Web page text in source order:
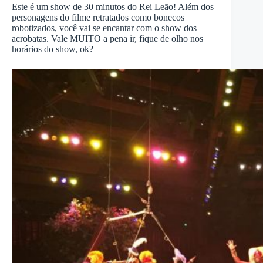
Este é um show de 30 minutos do Rei Leão! Além dos
personagens do filme retratados como bonecos
robotizados, você vai se encantar com o show dos
acrobatas. Vale MUITO a pena ir, fique de olho nos
horários do show, ok?